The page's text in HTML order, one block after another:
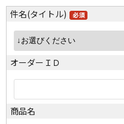
件名(タイトル)
オーダーＩＤ
商品名